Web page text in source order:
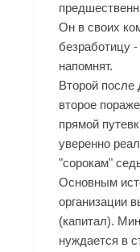
Он в своих
безработицу
напомнят.
Второй после
второе
прямой
уверенно
"сорокам"
Основным
организации
(капитал).
нуждается в